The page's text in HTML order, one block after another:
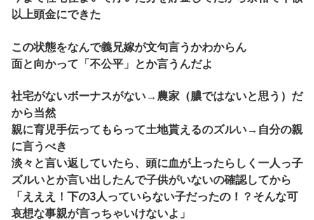
以上頭金にできた
この状態をなんで義兄嫁が文句言うかわからん
面と向かって「不公平」とか言うんだよ
社宅がないボーナスがない→農家（膿ではないと思う）だ
から当然
親に育児手伝ってもらって土地貰えるのズルい→自分の親
に言うべき
淡々と言い返していたら、頭に血が上ったらしく一人っ子
ズルいとか言い出したんで子供がいないの確認してから
「えええ！下の3人っていらない子だったの！？そんな可
哀想な事親が言っちゃいけないよ」